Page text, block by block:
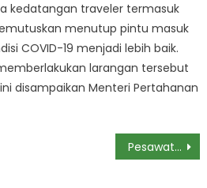
kedatangan traveler termasuk
menutup pintu masuk
COVID-19 menjadi lebih baik.
larangan tersebut
disampaikan Menteri Pertahanan
Pesawat Boeing Bermasalah Lagi Saat di Udara, Terpaksa Mendarat Darurat